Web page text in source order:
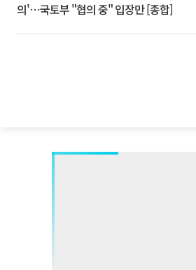
의'⋯국토부 "협의 중" 입장만 [종합]